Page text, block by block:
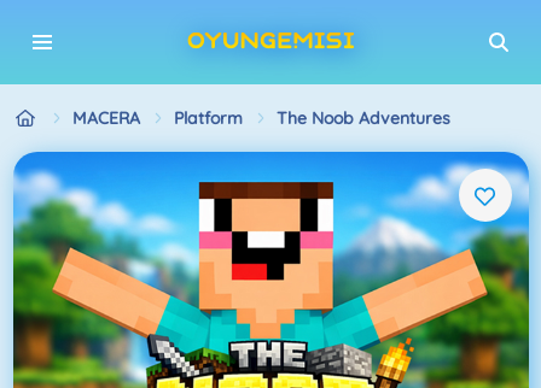
MACERA Platform The Noob Adventures